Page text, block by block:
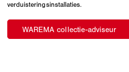
verduisteringsinstallaties.